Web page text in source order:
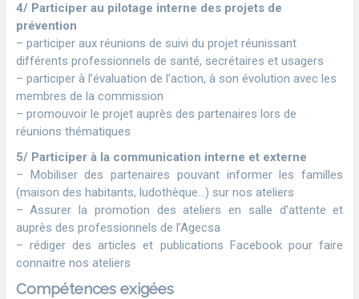
4/ Participer au pilotage interne des projets de
prévention
– participer aux réunions de suivi du projet réunissant
différents professionnels de santé, secrétaires et usagers
– participer à l’évaluation de l’action, à son évolution avec les
membres de la commission
– promouvoir le projet auprès des partenaires lors de
réunions thématiques
5/ Participer à la communication interne et externe
– Mobiliser des partenaires pouvant informer les familles
(maison des habitants, ludothèque…) sur nos ateliers
– Assurer la promotion des ateliers en salle d’attente et
auprès des professionnels de l’Agecsa
– rédiger des articles et publications Facebook pour faire
connaitre nos ateliers
Compétences exigées